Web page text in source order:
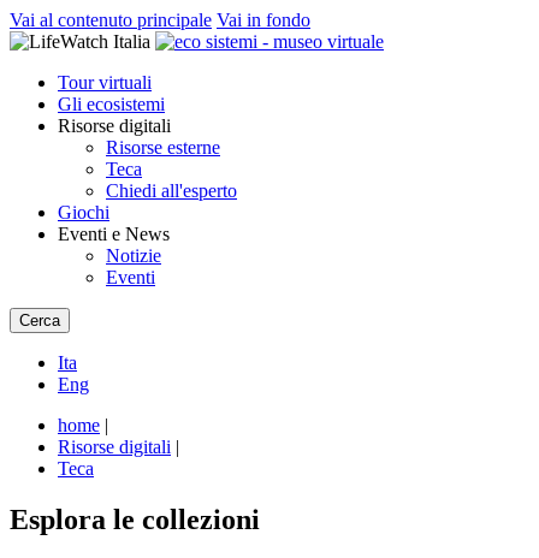
Vai al contenuto principale Vai in fondo
Tour virtuali
Gli ecosistemi
Risorse digitali
Risorse esterne
Teca
Chiedi all'esperto
Giochi
Eventi e News
Notizie
Eventi
Cerca
Ita
Eng
home |
Risorse digitali |
Teca
Esplora le collezioni